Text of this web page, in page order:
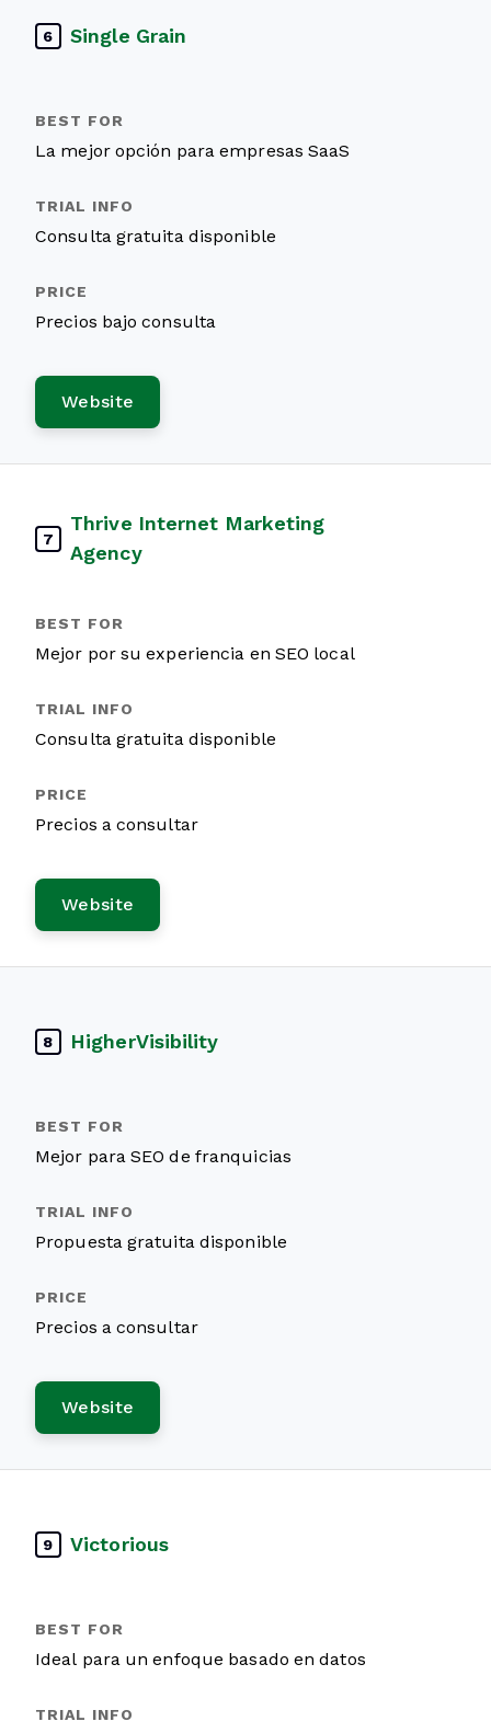
6 Single Grain
La mejor opción para empresas SaaS
Consulta gratuita disponible
Precios bajo consulta
Website
7
Thrive Internet Marketing
Agency
Mejor por su experiencia en SEO local
Consulta gratuita disponible
Precios a consultar
Website
8 HigherVisibility
Mejor para SEO de franquicias
Propuesta gratuita disponible
Precios a consultar
Website
9 Victorious
Ideal para un enfoque basado en datos